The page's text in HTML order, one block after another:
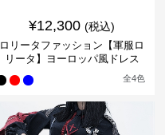
¥12,300 (税込)
ロリータファッション【軍服ロ
リータ】ヨーロッパ風ドレス
全4色